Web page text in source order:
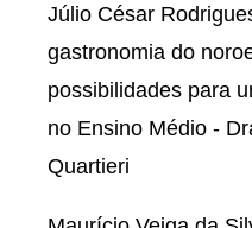
Júlio César
gastronomia do
possibilidades para
no Ensino Médio -
Quartieri